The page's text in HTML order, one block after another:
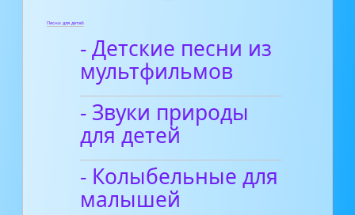
Песни для детей
- Детские песни из
мультфильмов
- Звуки природы
для детей
- Колыбельные для
малышей